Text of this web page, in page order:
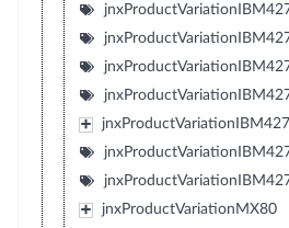
jnxProductVariationMX80